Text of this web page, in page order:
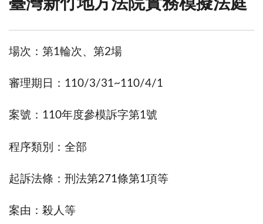
臺灣新竹地方法院實務模擬法庭
場次：第1輪次、第2場
審理期日：110/3/31~110/4/1
案號：110年度參模訴字第1號
程序類別：全部
起訴法條：刑法第271條第1項等
案由：殺人等